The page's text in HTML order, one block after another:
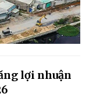
lợi nhuận